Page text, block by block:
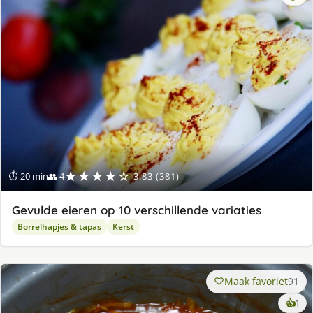
⏱ 20 min👥 4★★★★☆ 3.83 (381)
Gevulde eieren op 10 verschillende variaties
Borrelhapjes & tapas Kerst
Maak favoriet91
👍1